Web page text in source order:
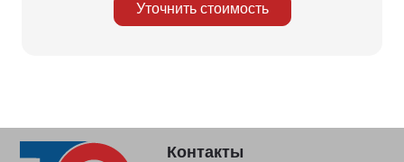
Уточнить стоимость
Контакты